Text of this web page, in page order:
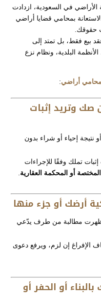
الأراضي في السعودية، ازدادت
الاستعانة بمحامي قضايا أراضي
حقوقك.
بيع فقط، بل تمتد إلى
البلدية، ونظام نزع
محامي أراضي:
صك وتريد إثبات
إحياء أو شراء بدون
تملك وفقًا للإجراءات
أو المحكمة العقارية.
أرضك أو جزء منها
ظهرت مطالبة من طرف يدّعي
الإفراغ إن لزم، ويرفع دعوى
أو الحفر أو